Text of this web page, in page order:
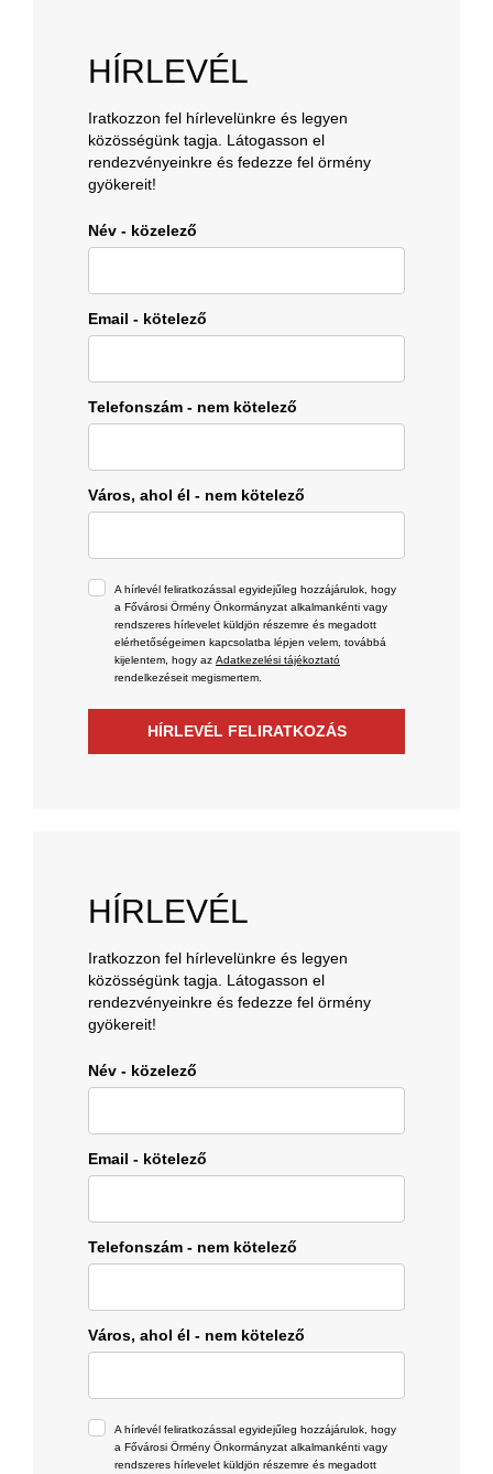
HÍRLEVÉL
Iratkozzon fel hírlevelünkre és legyen
közösségünk tagja. Látogasson el
rendezvényeinkre és fedezze fel örmény
gyökereit!
Név - közelező
Email - kötelező
Telefonszám - nem kötelező
Város, ahol él - nem kötelező
A hírlevél feliratkozással egyidejűleg hozzájárulok, hogy
a Fővárosi Örmény Önkormányzat alkalmankénti vagy
rendszeres hírlevelet küldjön részemre és megadott
elérhetőségeimen kapcsolatba lépjen velem, továbbá
kijelentem, hogy az Adatkezelési tájékoztató
rendelkezéseit megismertem.
HÍRLEVÉL FELIRATKOZÁS
HÍRLEVÉL
Iratkozzon fel hírlevelünkre és legyen
közösségünk tagja. Látogasson el
rendezvényeinkre és fedezze fel örmény
gyökereit!
Név - közelező
Email - kötelező
Telefonszám - nem kötelező
Város, ahol él - nem kötelező
A hírlevél feliratkozással egyidejűleg hozzájárulok, hogy
a Fővárosi Örmény Önkormányzat alkalmankénti vagy
rendszeres hírlevelet küldjön részemre és megadott